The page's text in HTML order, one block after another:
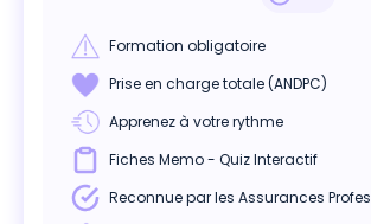
Formation obligatoire
Prise en charge totale (ANDPC)
Apprenez à votre rythme
Fiches Memo - Quiz Interactif
Reconnue par les Assurances